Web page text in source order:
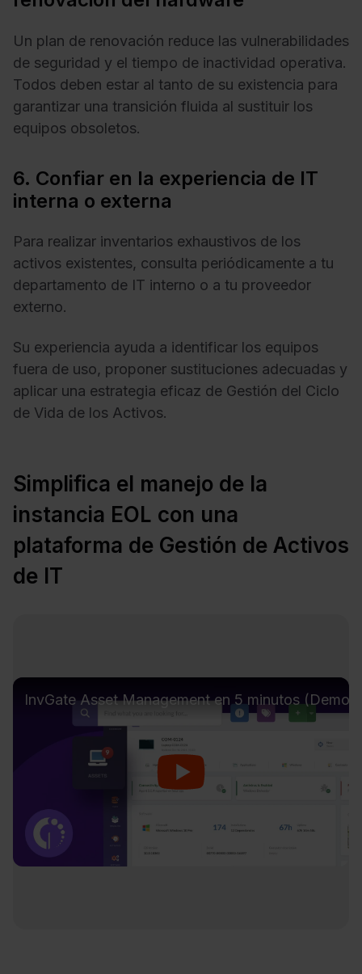
Un plan de renovación reduce las vulnerabilidades
de seguridad y el tiempo de inactividad operativa.
Todos deben estar al tanto de su existencia para
garantizar una transición fluida al sustituir los
equipos obsoletos.
6. Confiar en la experiencia de IT
interna o externa
Para realizar inventarios exhaustivos de los
activos existentes, consulta periódicamente a tu
departamento de IT interno o a tu proveedor
externo.
Su experiencia ayuda a identificar los equipos
fuera de uso, proponer sustituciones adecuadas y
aplicar una estrategia eficaz de Gestión del Ciclo
de Vida de los Activos.
Simplifica el manejo de la
instancia EOL con una
plataforma de Gestión de Activos
de IT
InvGate Asset Management en 5 minutos (Demo)